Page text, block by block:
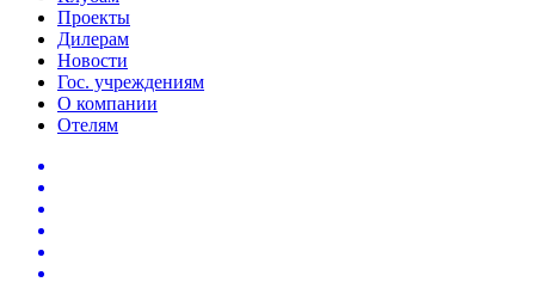
Проекты
Дилерам
Новости
Гос. учреждениям
О компании
Отелям